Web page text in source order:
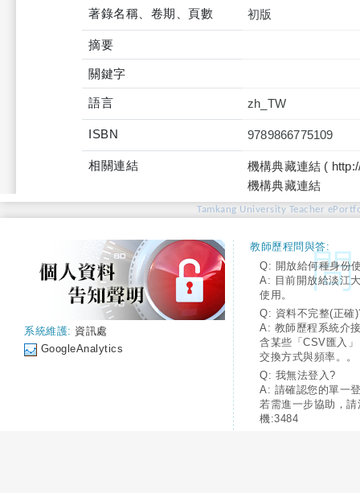
著錄名稱、卷期、頁數 初版
摘要
關鍵字
語言 zh_TW
ISBN 9789866775109
相關連結
機構典藏連結 (
機構典藏連結
Tamkang University Teacher
系統維護: 資訊處
GoogleAnalytics
教師歷程問與答:
Q: 開放給何種身份
A: 目前開放給淡江
使用。
Q: 資料不完整(正確
A: 教師歷程系統介
含某些「CSV匯入
交換方式與頻率。。
Q: 我無法登入?
A: 請確認您的單一
若需進一步協助，
機:3484